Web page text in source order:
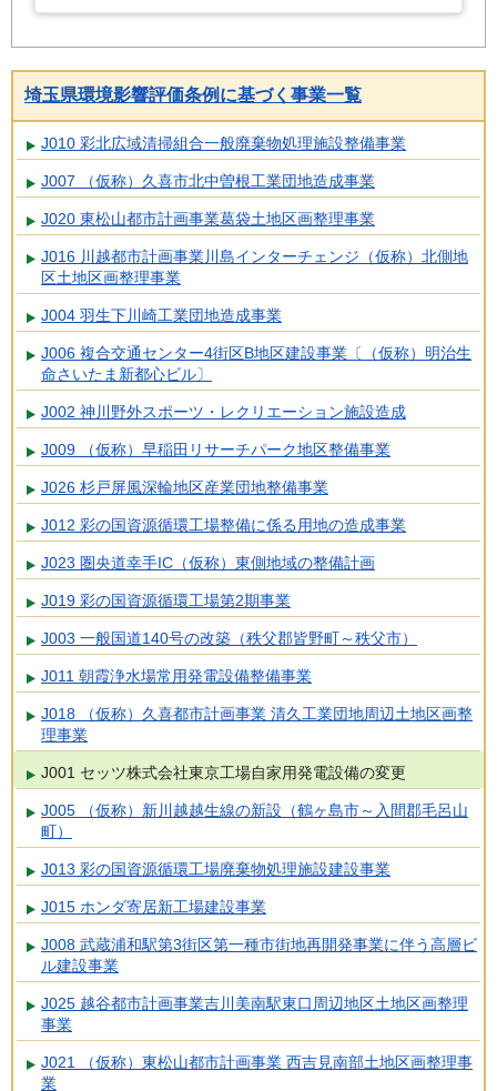
埼玉県環境影響評価条例に基づく事業一覧
J010 彩北広域清掃組合一般廃棄物処理施設整備事業
J007 （仮称）久喜市北中曽根工業団地造成事業
J020 東松山都市計画事業葛袋土地区画整理事業
J016 川越都市計画事業川島インターチェンジ（仮称）北側地
区土地区画整理事業
J004 羽生下川崎工業団地造成事業
J006 複合交通センター4街区B地区建設事業〔（仮称）明治生
命さいたま新都心ビル〕
J002 神川野外スポーツ・レクリエーション施設造成
J009 （仮称）早稲田リサーチパーク地区整備事業
J026 杉戸屏風深輪地区産業団地整備事業
J012 彩の国資源循環工場整備に係る用地の造成事業
J023 圏央道幸手IC（仮称）東側地域の整備計画
J019 彩の国資源循環工場第2期事業
J003 一般国道140号の改築（秩父郡皆野町～秩父市）
J011 朝霞浄水場常用発電設備整備事業
J018 （仮称）久喜都市計画事業 清久工業団地周辺土地区画整
理事業
J001 セッツ株式会社東京工場自家用発電設備の変更
J005 （仮称）新川越越生線の新設（鶴ヶ島市～入間郡毛呂山
町）
J013 彩の国資源循環工場廃棄物処理施設建設事業
J015 ホンダ寄居新工場建設事業
J008 武蔵浦和駅第3街区第一種市街地再開発事業に伴う高層ビ
ル建設事業
J025 越谷都市計画事業吉川美南駅東口周辺地区土地区画整理
事業
J021 （仮称）東松山都市計画事業 西吉見南部土地区画整理事
業